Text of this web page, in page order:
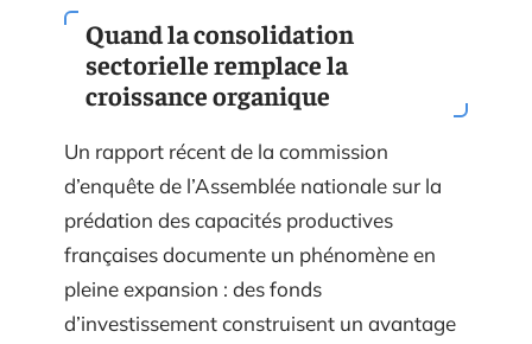
Quand la consolidation
sectorielle remplace la
croissance organique
Un rapport récent de la commission
d’enquête de l’Assemblée nationale sur la
prédation des capacités productives
françaises documente un phénomène en
pleine expansion : des fonds
d’investissement construisent un avantage